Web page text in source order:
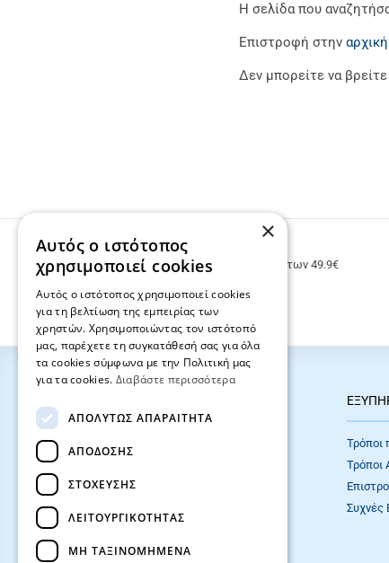
Η σελίδα που
Επιστροφή στην
Δεν μπορείτε να
ΔΩΡΕΑΝ ΜΕΤΑΦΟΡΙΚΑ
Δωρεάν μεταφορικά για παραγγελίες άνω των 49.9€
Τρόποι
Τρόποι
Συχνές
×
Αυτός ο ιστότοπος
χρησιμοποιεί cookies
Αυτός ο ιστότοπος χρησιμοποιεί cookies
για τη βελτίωση της εμπειρίας των
χρηστών. Χρησιμοποιώντας τον ιστότοπό
μας, παρέχετε τη συγκατάθεσή σας για όλα
τα cookies σύμφωνα με την Πολιτική μας
για τα cookies. Διαβάστε περισσότερα
ΑΠΟΛΎΤΩΣ ΑΠΑΡΑΊΤΗΤΑ
ΑΠΌΔΟΣΗΣ
ΣΤΌΧΕΥΣΗΣ
ΛΕΙΤΟΥΡΓΙΚΌΤΗΤΑΣ
ΜΗ ΤΑΞΙΝΟΜΗΜΈΝΑ